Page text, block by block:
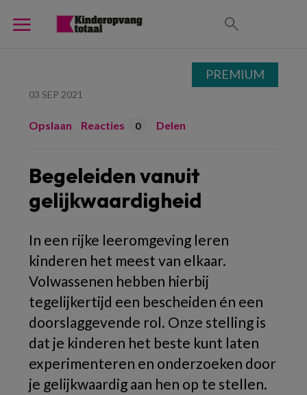
03 SEP 2021
Opslaan Reacties 0 Delen
Begeleiden vanuit
gelijkwaardigheid
In een rijke leeromgeving leren
kinderen het meest van elkaar.
Volwassenen hebben hierbij
tegelijkertijd een bescheiden én een
doorslaggevende rol. Onze stelling is
dat je kinderen het beste kunt laten
experimenteren en onderzoeken door
je gelijkwaardig aan hen op te stellen.
PREMIUM